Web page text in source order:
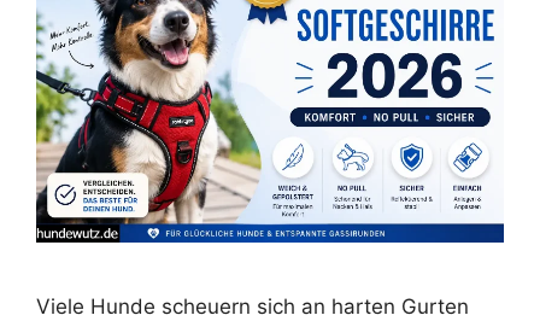
Viele Hunde scheuern sich an harten Gurten